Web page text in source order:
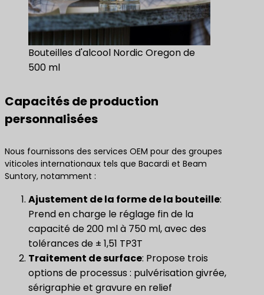
Bouteilles d'alcool Nordic Oregon de
500 ml
Capacités de production
personnalisées
Nous fournissons des services OEM pour des groupes
viticoles internationaux tels que Bacardi et Beam
Suntory, notamment :
​Ajustement de la forme de la bouteille​:
Prend en charge le réglage fin de la
capacité de 200 ml à 750 ml, avec des
tolérances de ± 1,51 TP3T
Traitement de surface: Propose trois
options de processus : pulvérisation givrée,
sérigraphie et gravure en relief